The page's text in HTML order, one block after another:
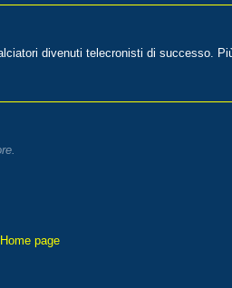
divenuti telecronisti di successo.
Home page